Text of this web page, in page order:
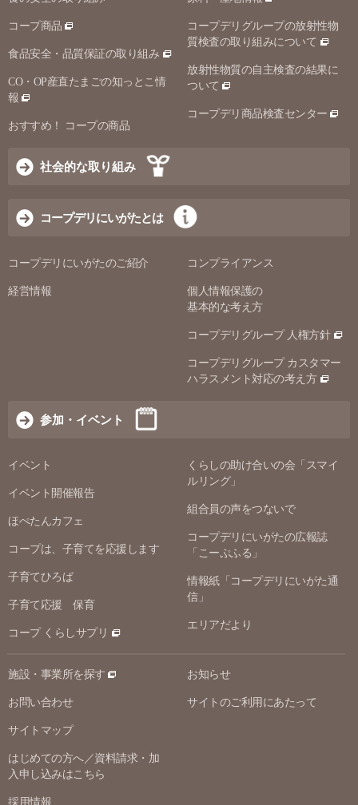
コープ商品
食品安全・品質保証の取り組み
CO・OP産直たまごの知っとこ情
報
おすすめ！ コープの商品
コープデリグループの放射性物
質検査の取り組みについて
放射性物質の自主検査の結果に
ついて
コープデリ商品検査センター
社会的な取り組み
コープデリにいがたとは
コープデリにいがたのご紹介
経営情報
コンプライアンス
個人情報保護の
基本的な考え方
コープデリグループ 人権方針
コープデリグループ カスタマー
ハラスメント対応の考え方
参加・イベント
イベント
イベント開催報告
ほぺたんカフェ
コープは、子育てを応援します
子育てひろば
子育て応援 保育
コープ くらしサプリ
くらしの助け合いの会「スマイ
ルリング」
組合員の声をつないで
コープデリにいがたの広報誌
「こーぷふる」
情報紙「コープデリにいがた通
信」
エリアだより
施設・事業所を探す
お問い合わせ
サイトマップ
はじめての方へ／資料請求・加
入申し込みはこちら
採用情報
お知らせ
サイトのご利用にあたって